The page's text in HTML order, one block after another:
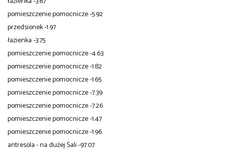
pomieszczenie pomocnicze -5.92
przedsionek -1.97
łazienka -3.75
pomieszczenie pomocnicze -4.63
pomieszczenie pomocnicze -1.82
pomieszczenie pomocnicze -1.65
pomieszczenie pomocnicze -7.39
pomieszczenie pomocnicze -7.26
pomieszczenie pomocnicze -1.47
pomieszczenie pomocnicze -1.96
antresola - na dużej Sali -97.07